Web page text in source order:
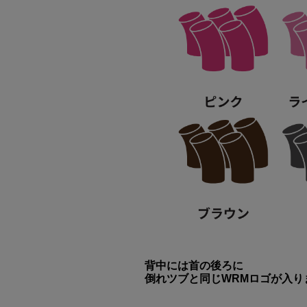
背中には首の後ろに
倒れツブと同じWRMロゴが入り